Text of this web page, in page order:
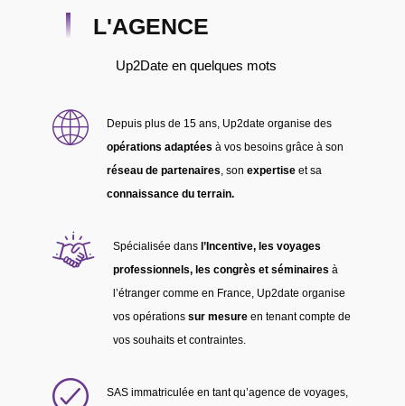
L'AGENCE
Up2Date en quelques mots
Depuis plus de 15 ans, Up2date organise des
opérations adaptées à vos besoins grâce à son
réseau de partenaires, son expertise et sa
connaissance du terrain.
Spécialisée dans l’Incentive, les voyages
professionnels, les congrès et séminaires à
l’étranger comme en France, Up2date organise
vos opérations sur mesure en tenant compte de
vos souhaits et contraintes.
SAS immatriculée en tant qu’agence de voyages,